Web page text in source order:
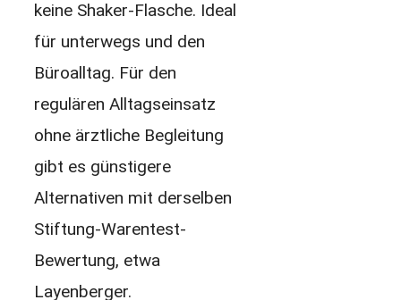
keine Shaker-Flasche. Ideal
für unterwegs und den
Büroalltag. Für den
regulären Alltagseinsatz
ohne ärztliche Begleitung
gibt es günstigere
Alternativen mit derselben
Stiftung-Warentest-
Bewertung, etwa
Layenberger.